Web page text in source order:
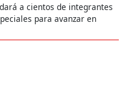
a cientos de integrantes
para avanzar en